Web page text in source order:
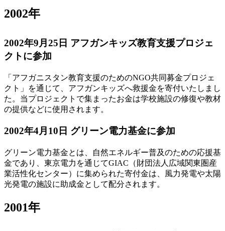
2002年
2002年9月25日 アフガンキッズ教育支援プロジェ
クトに参加
「アフガニスタン教育支援のためのNGO共同募金プロジェ
クト」を通じて、アフガンキッズへ救援金を寄付いたしまし
た。当プロジェクトで集まったお金は学校施設の修復や教材
の提供などに使用されます。
2002年4月10日 グリーン電力基金に参加
グリーン電力基金とは、自然エネルギー普及のための応援基
金であり、東京電力を通じてGIAC（財団法人広域関東圏産
業活性化センター）に集められた寄付金は、風力発電や太陽
光発電の施設に助成金として配分されます。
2001年